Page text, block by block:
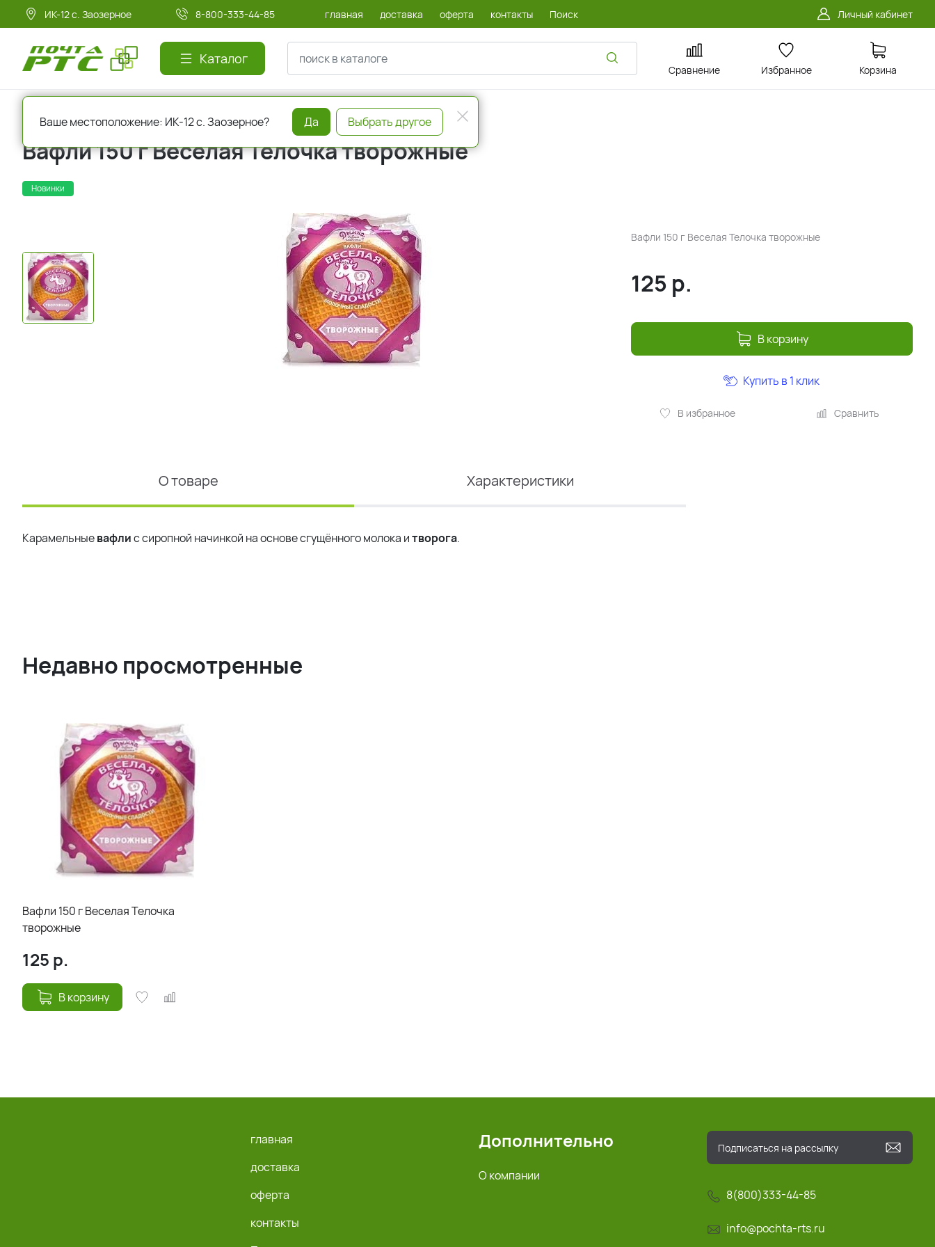
ИК-12 с. Заозерное 8-800-333-44-85 главная доставка оферта контакты Поиск Личный кабинет
Каталог
Сравнение Избранное Корзина
Вафли 150 г Веселая Телочка творожные
Новинки
Вафли 150 г Веселая Телочка творожные
125 р.
В корзину
В избранное Сравнить
Купить в 1 клик
О товаре Характеристики
Карамельныевафлис сиропной начинкой на основе сгущённого молока итворога.
Недавно просмотренные
Вафли 150 г Веселая Телочка
творожные
125 р.
В корзину
8(800)333-44-85
info@pochta-rts.ru
главная
доставка
оферта
контакты
Дополнительно
О компании
Ваше местоположение: ИК-12 с. Заозерное? Да Выбрать другое